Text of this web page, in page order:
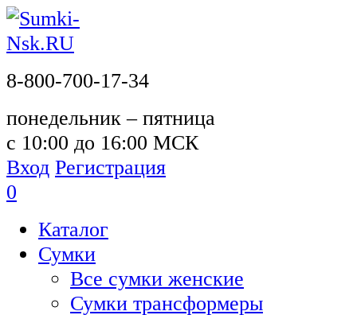
8-800-700-17-34
понедельник – пятница
с 10:00 до 16:00 МСК
Вход Регистрация
0
Каталог
Сумки
Все сумки женские
Сумки трансформеры